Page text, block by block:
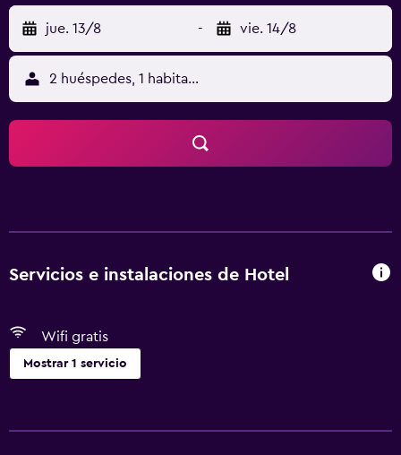
jue. 13/8 - vie. 14/8
2 huéspedes, 1 habitación
Servicios e instalaciones de Hotel
Wifi gratis
Mostrar 1 servicio
Wifi gratis